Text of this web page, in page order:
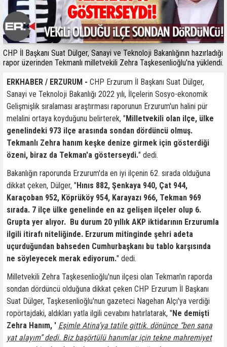
CHP İl Başkanı Suat Dülger, Sanayi ve Teknoloji Bakanlığının hazırladığı
rapor üzerinden Tekmanlı milletvekili Zehra Taşkesenlioğlu'na yüklendi.
ERKHABER / ERZURUM - CHP Erzurum İl Başkanı Suat Dülger,
Sanayi ve Teknoloji Bakanlığı 2022 yılı, İlçelerin Sosyo-ekonomik
Gelişmişlik sıralaması araştırması raporunun Erzurum'un halini pür
melalini ortaya koyduğunu belirterek, "Milletvekili olan ilçe, ülke
genelindeki 973 ilçe arasında sondan dördüncü olmuş.
Tekmanlı Zehra hanım keşke denize girmek için gösterdiği
özeni, biraz da Tekman'a gösterseydi." dedi.
Bakanlığın raporunda Erzurum'da en iyi ilçenin 62. sırada olduğuna
dikkat çeken, Dülger, "Hınıs 882, Şenkaya 940, Çat 944,
Karaçoban 952, Köprüköy 954, Karayazı 966, Tekman 969
sırada. 7 ilçe ülke genelinde en az gelişen ilçeler olup 6.
Grupta yer alıyor. Bu durum 20 yıllık AKP iktidarının Erzurumla
ilgili itirafı niteliğinde. Erzurum mitinginde şehri adeta
uçurduğundan bahseden Cumhurbaşkanı bu tablo karşısında
ne söyleyecek merak ediyorum." dedi.
Milletvekili Zehra Taşkesenlioğlu'nun ilçesi olan Tekman'ın raporda
sondan dördüncü olduğuna dikkat çeken CHP Erzurum İl Başkanı
Suat Dülger, Taşkesenlioğlu'nun gazeteci Nagehan Alçı'ya verdiği
ropörtajdaki, aldıkları yatla ilgili cevabını hatırlatarak, "Ne demişti
Zehra Hanım, ' Eşimle Atina’ya tatile gittik. dönünce “ben sana
yat alayım” dedi. Biz başörtülü hanımlar için tekne mahremiyet